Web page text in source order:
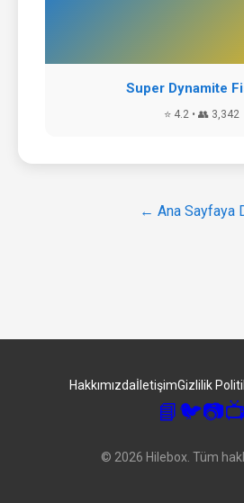
Super Dynamite
⭐ 4.2 • 👥 3,342
← Ana Sayfaya
HakkımızdaİletişimGizlilik
📘🐦📷📺
© 2026 Hilebox. Tüm